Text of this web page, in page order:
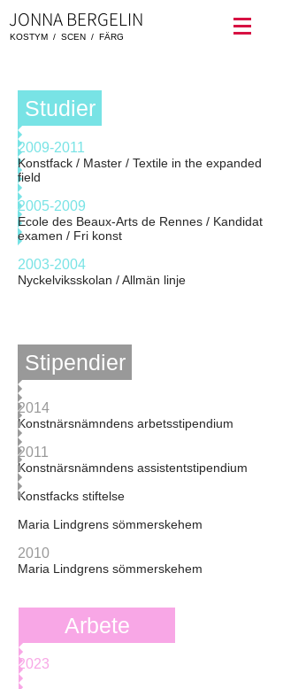
JONNA BERGELIN
KOSTYM / SCEN / FÄRG
Studier
2009-2011
Konstfack / Master / Textile in the expanded
field
2005-2009
Ecole des Beaux-Arts de Rennes / Kandidat
examen / Fri konst
2003-2004
Nyckelviksskolan / Allmän linje
2014
Konstnärsnämndens arbetsstipendium
2011
Konstnärsnämndens assistentstipendium
Konstfacks stiftelse
Maria Lindgrens sömmerskehem
2010
Maria Lindgrens sömmerskehem
Stipendier
Arbete
2023